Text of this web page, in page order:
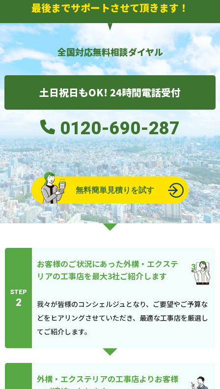
最後までサポートさせて頂きます！
全国対応無料相談ダイヤル
土日祝日もOK! 24時間電話受付
0120-690-287
無料簡単見積りを試す
STEP
2
お客様のご状況にあった外構・エクステ
リアの工事店を最大3社ご紹介します
我々が皆様のコンシェルジュとなり、ご要望やご予算な
どをヒアリングさせていただき、最適な工事店を厳選し
てご紹介します。
外構・エクステリアの工事店よりお客様